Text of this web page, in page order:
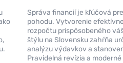
Správa financií je kľúčová
pohodu. Vytvorenie
rozpočtu prispôsobeného
štýlu na Slovensku zahŕňa
analýzu výdavkov a
Pravidelná revízia a moderné